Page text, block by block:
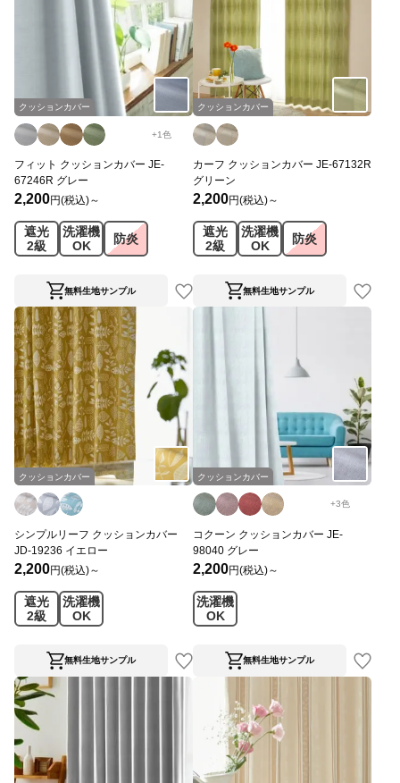
クッションカバー
+1色
フィット クッションカバー JE-
67246R グレー
2,200円(税込)～
遮光
2級
洗濯機
OK
防炎
無料生地サンプル
クッションカバー
カーフ クッションカバー JE-67132R
グリーン
2,200円(税込)～
遮光
2級
洗濯機
OK
防炎
無料生地サンプル
クッションカバー
シンプルリーフ クッションカバー
JD-19236 イエロー
2,200円(税込)～
遮光
2級
洗濯機
OK
無料生地サンプル
クッションカバー
+3色
コクーン クッションカバー JE-
98040 グレー
2,200円(税込)～
洗濯機
OK
無料生地サンプル